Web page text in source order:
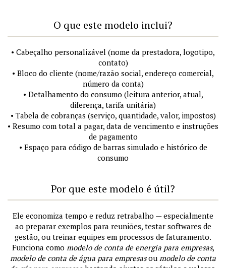
O que este modelo inclui?
• Cabeçalho personalizável (nome da prestadora, logotipo,
contato)
• Bloco do cliente (nome/razão social, endereço comercial,
número da conta)
• Detalhamento do consumo (leitura anterior, atual,
diferença, tarifa unitária)
• Tabela de cobranças (serviço, quantidade, valor, impostos)
• Resumo com total a pagar, data de vencimento e instruções
de pagamento
• Espaço para código de barras simulado e histórico de
consumo
Por que este modelo é útil?
Ele economiza tempo e reduz retrabalho — especialmente
ao preparar exemplos para reuniões, testar softwares de
gestão, ou treinar equipes em processos de faturamento.
Funciona como modelo de conta de energia para empresas,
modelo de conta de água para empresasou modelo de conta